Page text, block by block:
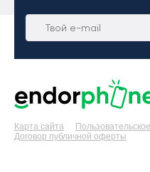
Карта сайта
Договор публичной оферты